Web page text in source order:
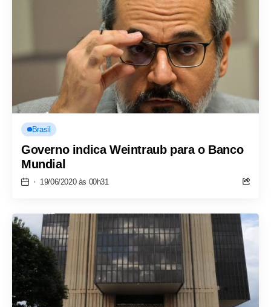
Brasil
Governo indica Weintraub para o Banco
Mundial
19/06/2020 às 00h31